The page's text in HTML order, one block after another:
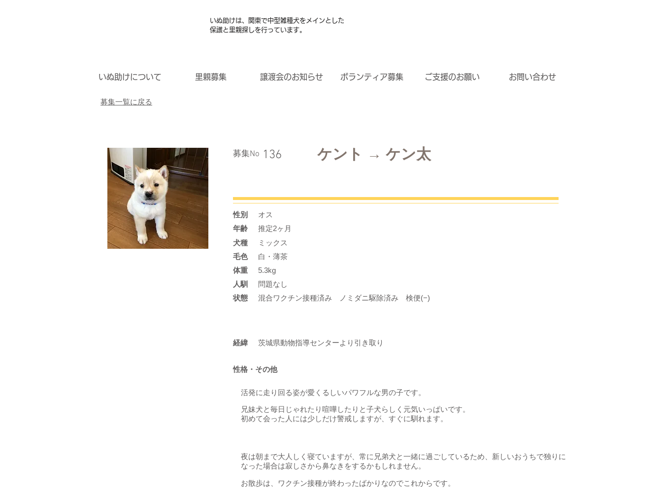
いぬ助けは、関東で中型雑種犬をメインとした
保護と里親探しを行っています。
いぬ助けについて 里親募集 譲渡会のお知らせ ボランティア募集 ご支援のお願い お問い合わせ
募集一覧に戻る
​募集No 136 ケント → ケン太
性別
オス
年齢
推定2ヶ月
ミックス
​犬種
​毛色
白・薄茶
体重
5.3kg
人馴
問題なし
状態
混合ワクチン接種済み ノミダニ駆除済み 検便(−)
​経緯 茨城県動物指導センターより引き取り
性格・その他
活発に走り回る姿が愛くるしいパワフルな男の子です。
兄妹犬と毎日じゃれたり喧嘩したりと子犬らしく元気いっぱいです。
初めて会った人には少しだけ警戒しますが、すぐに馴れます。
夜は朝まで大人しく寝ていますが、常に兄弟犬と一緒に過ごしているため、新しいおうちで独りに
なった場合は寂しさから鼻なきをするかもしれません。
お散歩は、ワクチン接種が終わったばかりなのでこれからです。